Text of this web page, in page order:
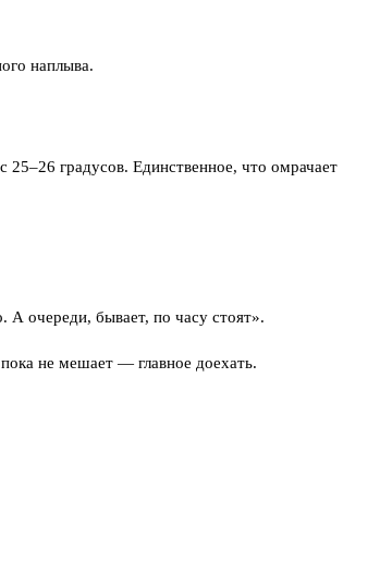
наплыва.
градусов. Единственное, что омрачает
очереди, бывает, по часу стоят».
не мешает — главное доехать.